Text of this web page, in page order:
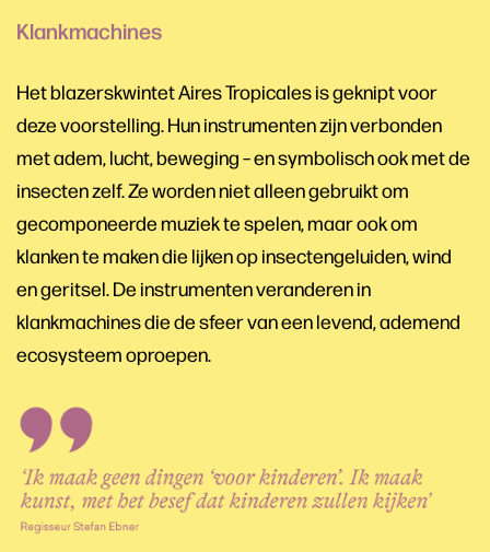
Klankmachines
Het blazerskwintet Aires Tropicales is geknipt voor
deze voorstelling. Hun instrumenten zijn verbonden
met adem, lucht, beweging – en symbolisch ook met de
insecten zelf. Ze worden niet alleen gebruikt om
gecomponeerde muziek te spelen, maar ook om
klanken te maken die lijken op insectengeluiden, wind
en geritsel. De instrumenten veranderen in
klankmachines die de sfeer van een levend, ademend
ecosysteem oproepen.